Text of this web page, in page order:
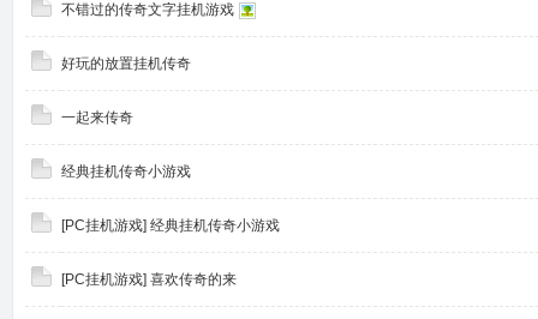
奇
不错过的传奇文字挂机游戏
好玩的放置挂机传奇
一起来传奇
经典挂机传奇小游戏
[PC挂机游戏] 经典挂机传奇小游戏
[PC挂机游戏] 喜欢传奇的来